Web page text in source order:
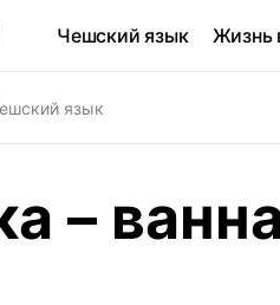
Чешский язык Жизнь
язык
–